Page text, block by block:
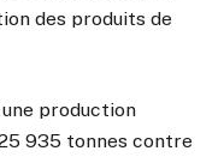
des produits de
production
935 tonnes contre